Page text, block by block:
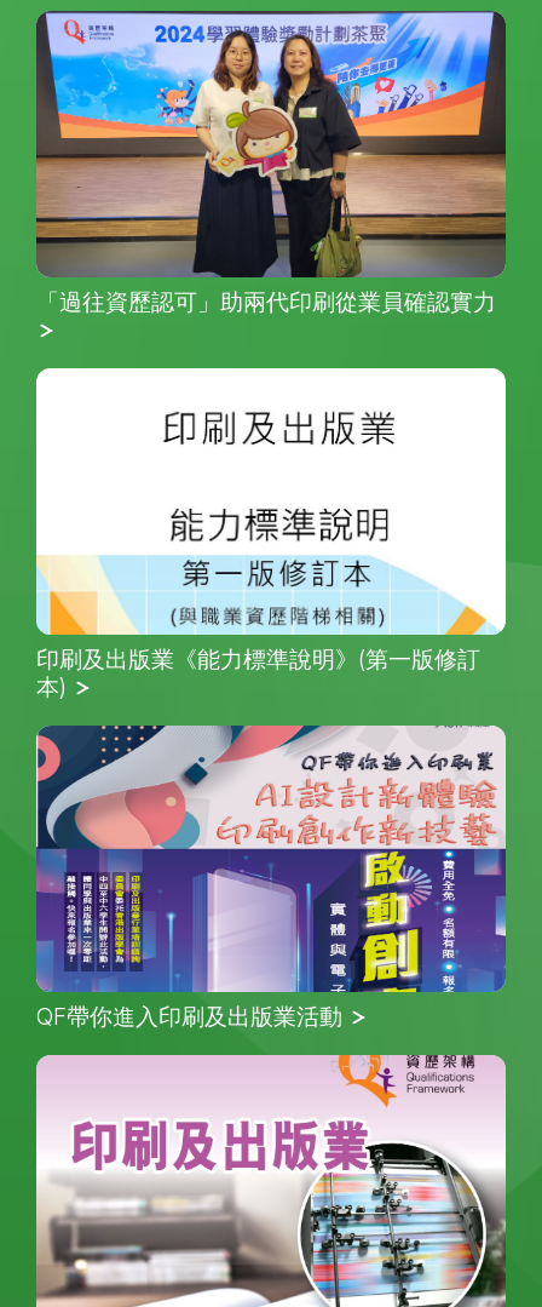
「過往資歷認可」助兩代印刷從業員確認實力
印刷及出版業《能力標準說明》(第一版修訂
本)
QF帶你進入印刷及出版業活動